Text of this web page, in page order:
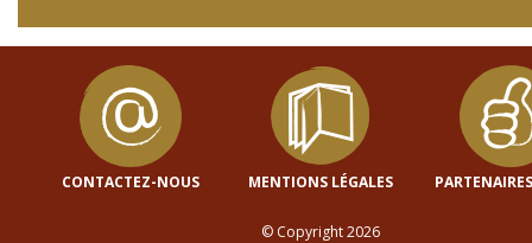
CONTACTEZ-NOUS MENTIONS LÉGALES
© Copyright 2026